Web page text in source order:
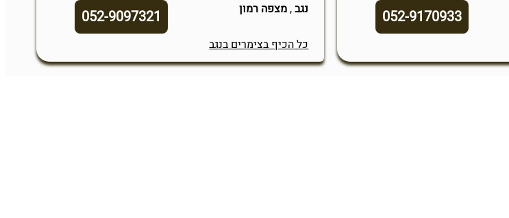
052-9170933 נגב,מצפה רמון 052-9097321
כל הכיף בצימרים בנגב